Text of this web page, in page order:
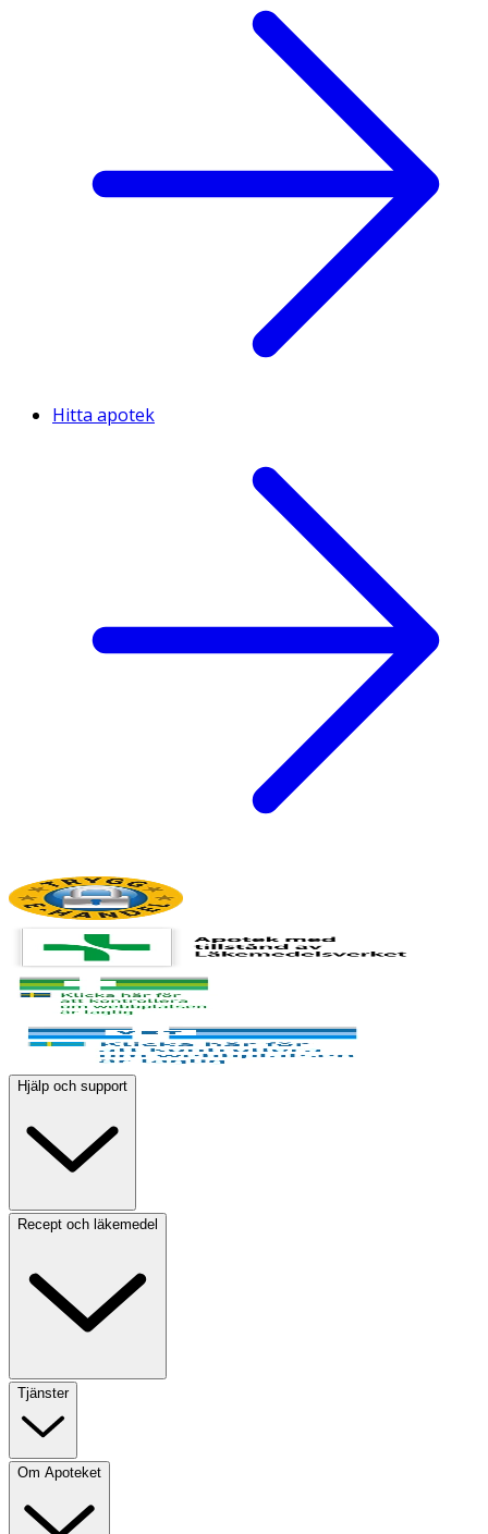
Hitta apotek
Hjälp och support
Recept och läkemedel
Tjänster
Om Apoteket